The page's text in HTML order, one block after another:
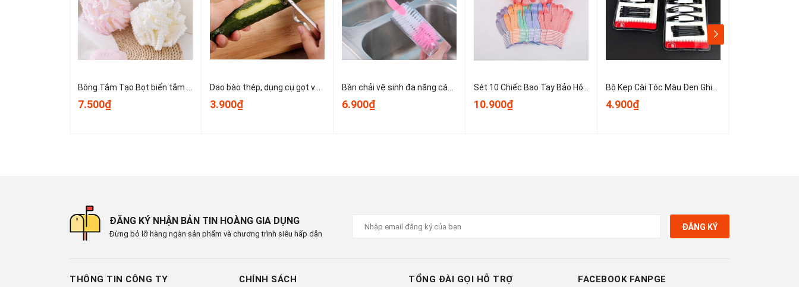
Bông Tắm Tạo Bọt biển tắm lớn, bọt biển tắm cao cấp không bị lan rộng, siêu mềm và dễ tạo bọt A3553
7.500₫
Dao bào thép, dụng cụ gọt vỏ kim loại, dụng cụ gọt vỏ trái cây và rau củ nhỏ gọn dễ sử dụng T1243
3.900₫
Bàn chải vệ sinh đa năng cán dài dùng để vệ sinh nồi, cốc, tách trà, bình giữ nhiệt, bình sữa trẻ em A1934
6.900₫
Sét 10 Chiếc Bao Tay Bảo Hộ Lao Động ,Găng tay đan sọc nhiều màu, găng tay làm việc, găng tay len A0331
10.900₫
Bộ Kẹp Cài Tóc Màu Đen Ghim Bên Gọn Gàng, Kẹp Tóc Nữ Kẹp Mini Cố Định Tóc Không Trơn Trượt T1123
4.900₫
ĐĂNG KÝ NHẬN BẢN TIN HOÀNG GIA DỤNG
Đừng bỏ lỡ hàng ngàn sản phẩm và chương trình siêu hấp dẫn
ĐĂNG KÝ
THÔNG TIN CÔNG TY CHÍNH SÁCH TỔNG ĐÀI GỌI HỖ TRỢ FACEBOOK FANPGE